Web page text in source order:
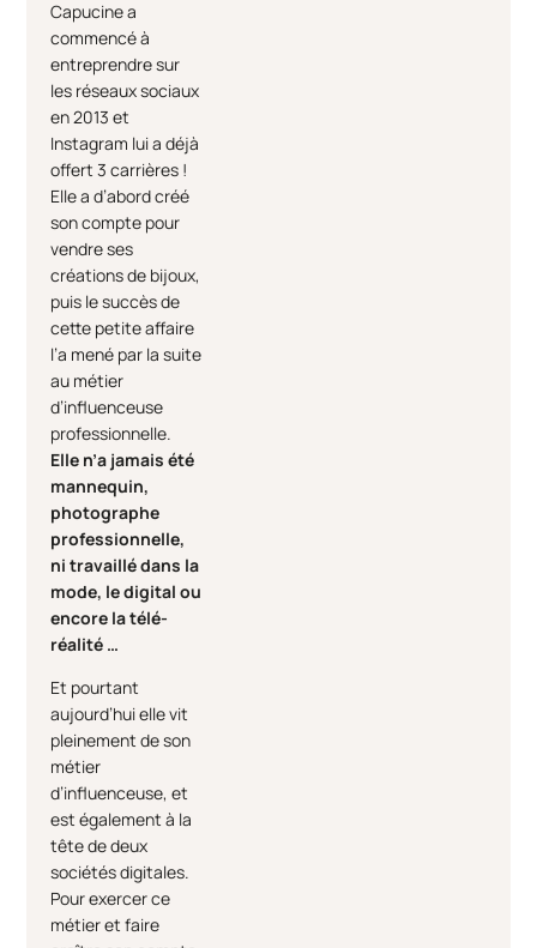
Capucine a
commencé à
entreprendre sur
les réseaux sociaux
en 2013 et
Instagram lui a déjà
offert 3 carrières !
Elle a d’abord créé
son compte pour
vendre ses
créations de bijoux,
puis le succès de
cette petite affaire
l’a mené par la suite
au métier
d’influenceuse
professionnelle.
Elle n’a jamais été
mannequin,
photographe
professionnelle,
ni travaillé dans la
mode, le digital ou
encore la télé-
réalité …
Et pourtant
aujourd’hui elle vit
pleinement de son
métier
d’influenceuse, et
est également à la
tête de deux
sociétés digitales.
Pour exercer ce
métier et faire